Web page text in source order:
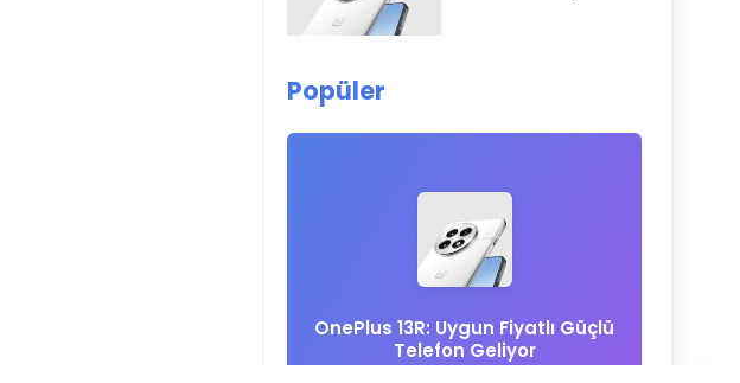
Popüler
OnePlus 13R: Uygun Fiyatlı Güçlü
Telefon Geliyor